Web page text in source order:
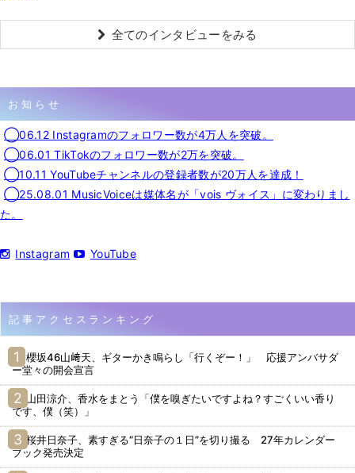
全てのインタビューをみる
お知らせ
◯06.12 Instagramのフォロワー数が4万人を突破。
◯06.01 TikTokのフォロワー数が2万を突破。
◯10.11 YouTubeチャンネルの登録者数が20万人を達成！
◯25.08.01 MusicVoiceは媒体名が「vois ヴォイス」に変わりまし
た。
Instagram YouTube
記事アクセスランキング
櫻坂46山﨑天、ギターかき鳴らし「行くぞー！」 応援アンバサダ
ー堂々の開会宣言
山田涼介、香水をまとう「僕を嗅ぎたいですよね？すごくいい香り
です、僕（笑）」
桜井日奈子、素すぎる“日奈子の１日”を切り撮る 27年カレンダー
ブック発売決定